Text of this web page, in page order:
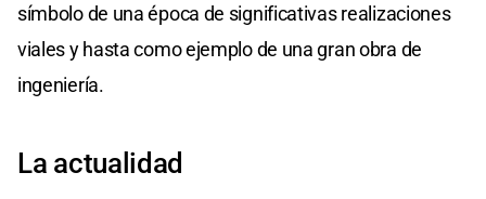
símbolo de una época de significativas realizaciones
viales y hasta como ejemplo de una gran obra de
ingeniería.
La actualidad